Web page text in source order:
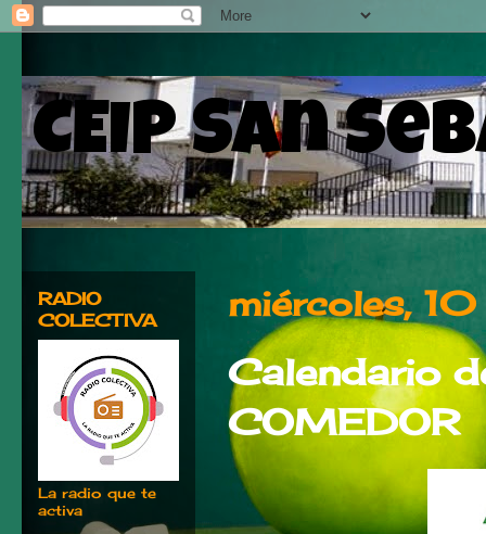
CEIP San
miércoles,
Calendario
COMEDOR
RADIO
COLECTIVA
La radio que te
activa